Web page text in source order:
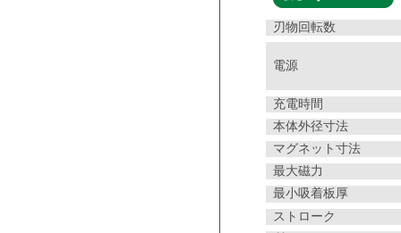
刃物回転数
電源
充電時間
本体外径寸法
マグネット寸法
最大磁力
最小吸着板厚
ストローク